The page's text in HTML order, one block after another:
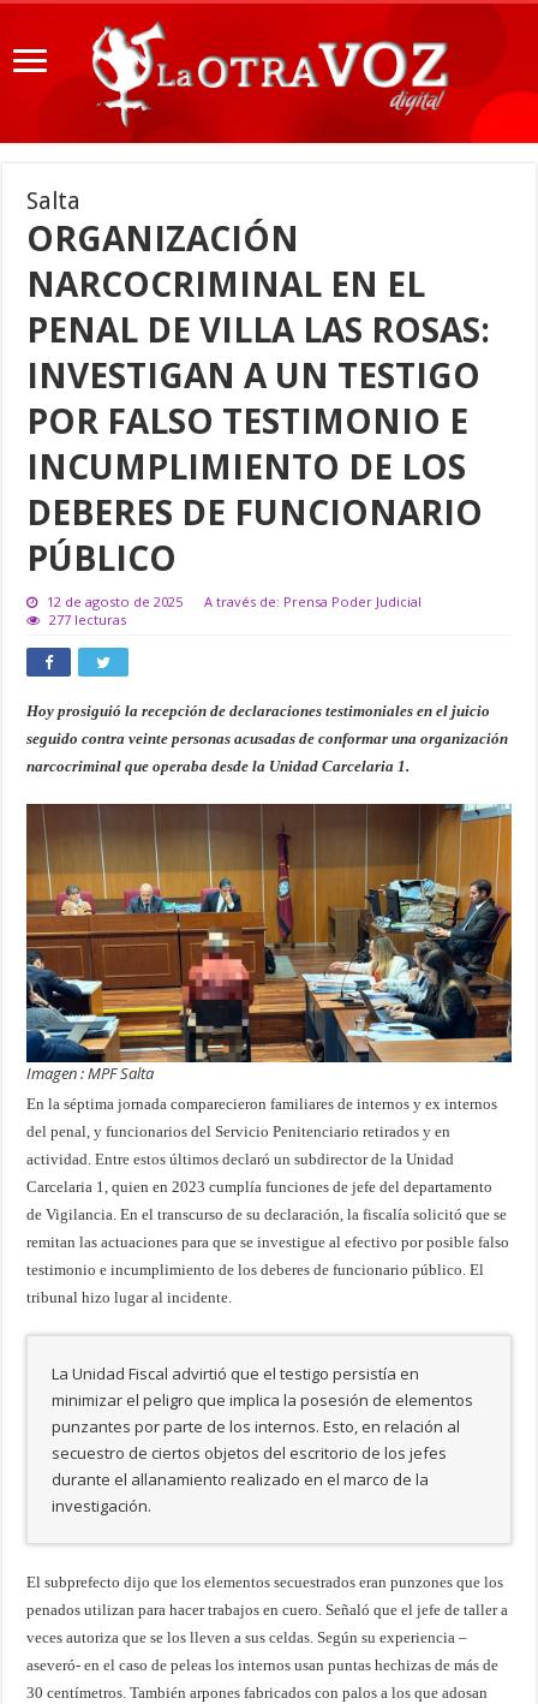
Salta
ORGANIZACIÓN
NARCOCRIMINAL EN EL
PENAL DE VILLA LAS ROSAS:
INVESTIGAN A UN TESTIGO
POR FALSO TESTIMONIO E
INCUMPLIMIENTO DE LOS
DEBERES DE FUNCIONARIO
PÚBLICO
12 de agosto de 2025
A través de: Prensa Poder Judicial
277 lecturas
Hoy prosiguió la recepción de declaraciones testimoniales en el juicio
seguido contra veinte personas acusadas de conformar una organización
narcocriminal que operaba desde la Unidad Carcelaria 1.
Imagen : MPF Salta
En la séptima jornada comparecieron familiares de internos y ex internos
del penal, y funcionarios del Servicio Penitenciario retirados y en
actividad. Entre estos últimos declaró un subdirector de la Unidad
Carcelaria 1, quien en 2023 cumplía funciones de jefe del departamento
de Vigilancia. En el transcurso de su declaración, la fiscalía solicitó que se
remitan las actuaciones para que se investigue al efectivo por posible falso
testimonio e incumplimiento de los deberes de funcionario público. El
tribunal hizo lugar al incidente.
La Unidad Fiscal advirtió que el testigo persistía en
minimizar el peligro que implica la posesión de elementos
punzantes por parte de los internos. Esto, en relación al
secuestro de ciertos objetos del escritorio de los jefes
durante el allanamiento realizado en el marco de la
investigación.
El subprefecto dijo que los elementos secuestrados eran punzones que los
penados utilizan para hacer trabajos en cuero. Señaló que el jefe de taller a
veces autoriza que se los lleven a sus celdas. Según su experiencia –
aseveró- en el caso de peleas los internos usan puntas hechizas de más de
30 centímetros. También arpones fabricados con palos a los que adosan